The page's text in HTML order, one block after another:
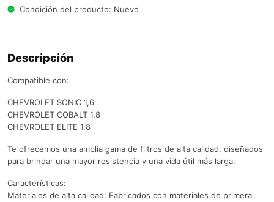
Condición del producto: Nuevo
Descripción
Compatible con:
CHEVROLET SONIC 1,6
CHEVROLET COBALT 1,8
CHEVROLET ELITE 1,8
Te ofrecemos una amplia gama de filtros de alta calidad, diseñados
para brindar una mayor resistencia y una vida útil más larga.
Características:
Materiales de alta calidad: Fabricados con materiales de primera